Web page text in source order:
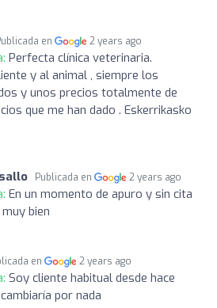
en 2 years ago
Perfecta clínica veterinaria.
y al animal , siempre los
y unos precios totalmente de
que me han dado . Eskerrikasko
Publicada en 2 years ago
En un momento de apuro y sin cita
bien
en 2 years ago
Soy cliente habitual desde hace
por nada